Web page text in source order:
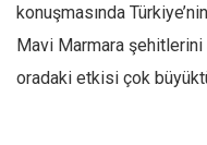
konuşmasında
Mavi Marmara
oradaki etkisi çok